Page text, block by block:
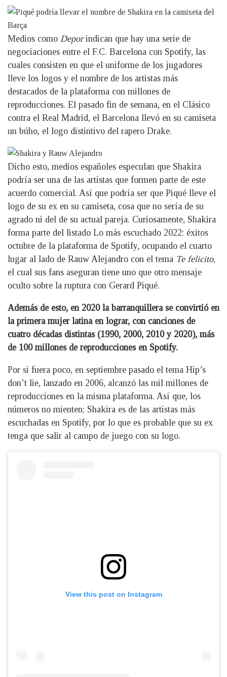
Medios como Deporindican que hay una serie de
negociaciones entre el F.C. Barcelona con Spotify, las
cuales consisten en que el uniforme de los jugadores
lleve los logos y el nombre de los artistas más
destacados de la plataforma con millones de
reproducciones. El pasado fin de semana, en el Clásico
contra el Real Madrid, el Barcelona llevó en su camiseta
un búho, el logo distintivo del rapero Drake.
Dicho esto, medios españoles especulan que Shakira
podría ser una de las artistas que formen parte de este
acuerdo comercial. Así que podría ser que Piqué lleve el
logo de su ex en su camiseta, cosa que no sería de su
agrado ni del de su actual pareja. Curiosamente, Shakira
forma parte del listado Lo más escuchado 2022: éxitos
octubre de la plataforma de Spotify, ocupando el cuarto
lugar al lado de Rauw Alejandro con el tema Te felicito,
el cual sus fans aseguran tiene uno que otro mensaje
oculto sobre la ruptura con Gerard Piqué.
Además de esto, en 2020 la barranquillera se convirtió en
la primera mujer latina en lograr, con canciones de
cuatro décadas distintas (1990, 2000, 2010 y 2020), más
de 100 millones de reproducciones en Spotify.
Por si fuera poco, en septiembre pasado el tema Hip’s
don’t lie, lanzado en 2006, alcanzó las mil millones de
reproducciones en la misma plataforma. Así que, los
números no mienten; Shakira es de las artistas más
escuchadas en Spotify, por lo que es probable que su ex
tenga que salir al campo de juego con su logo.
View this post on Instagram